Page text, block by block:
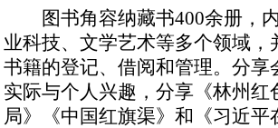
图书角容纳藏书400余册，内
业科技、文学艺术等多个领域
书籍的登记、借阅和管理。分
实际与个人兴趣，分享《林州
局》《中国红旗渠》和《习近